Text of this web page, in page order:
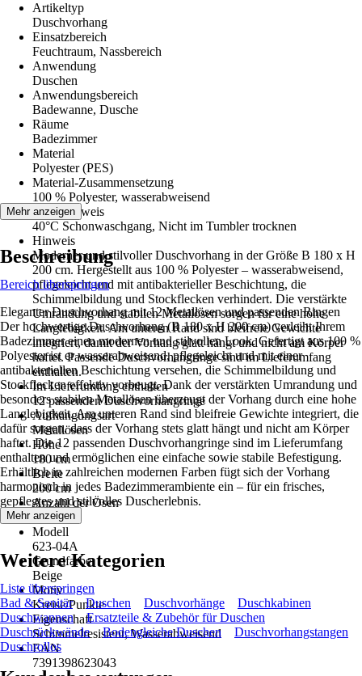
Artikeltyp
Duschvorhang
Einsatzbereich
Feuchtraum, Nassbereich
Anwendung
Duschen
Anwendungsbereich
Badewanne, Dusche
Räume
Badezimmer
Material
Polyester (PES)
Material-Zusammensetzung
100 % Polyester, wasserabweisend
Pflegehinweis
40°C Schonwaschgang, Nicht im Tumbler trocknen
Hinweis
Moderner und stilvoller Duschvorhang in der Größe B 180 x H
200 cm. Hergestellt aus 100 % Polyester – wasserabweisend,
pflegeleicht und mit antibakterieller Beschichtung, die
Schimmelbildung und Stockflecken verhindert. Die verstärkte
Umrandung und stabilen Metallösen sorgen für eine hohe
Langlebigkeit. Am unteren Rand sind bleifreie Gewichte
integriert, damit der Vorhang glatt hängt und nicht am Körper
haftet. Passende Duschvorhangringe sind im Lieferumfang
enthalten.
Im Lieferumfang enthalten
12 passenden Duschvorhangringe
Aufhängungsart
Metallösen
Höhe
180 cm
Breite
200 cm
Anzahl der Ösen
12 Stück
Modell
623-04A
Grundfarbe
Beige
Motiv
Kreise/Punkte
Eigenschaft
Schimmelresistent, Wasserabweisend
EAN
7391398623043
Mehr anzeigen
Beschreibung
Bereich überspringen
Eleganter Duschvorhang mit 12 Metallösen und passenden Ringen
Der hochwertige Duschvorhang (B 180 x H 200 cm) verleiht Ihrem
Badezimmer einen modernen und stilvollen Look. Gefertigt aus 100 %
Polyester ist er wasserabweisend, pflegeleicht und mit einer
antibakteriellen Beschichtung versehen, die Schimmelbildung und
Stockflecken effektiv vorbeugt. Dank der verstärkten Umrandung und
besonders stabilen Metallösen überzeugt der Vorhang durch eine hohe
Langlebigkeit. Am unteren Rand sind bleifreie Gewichte integriert, die
dafür sorgen, dass der Vorhang stets glatt hängt und nicht am Körper
haftet. Die 12 passenden Duschvorhangringe sind im Lieferumfang
enthalten und ermöglichen eine einfache sowie stabile Befestigung.
Erhältlich in zahlreichen modernen Farben fügt sich der Vorhang
harmonisch in jedes Badezimmerambiente ein – für ein frisches,
gepflegtes und stilvolles Duscherlebnis.
Mehr anzeigen
Weitere Kategorien
Liste überspringen
Bad & Sanitär
Duschen Duschvorhänge
Duschkabinen
Duschwannen
Ersatzteile & Zubehör für Duschen
Duschrückwände
Bodengleiche Duschen
Duschvorhangstangen
Duschrollos